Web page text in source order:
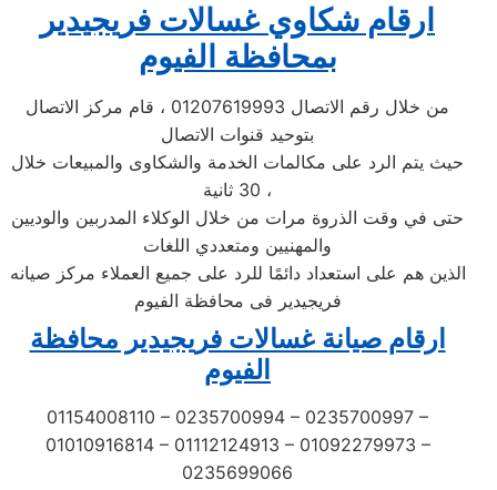
ارقام شكاوي غسالات فريجيدير
بمحافظة الفيوم
من خلال رقم الاتصال 01207619993 ، قام مركز الاتصال
بتوحيد قنوات الاتصال
حيث يتم الرد على مكالمات الخدمة والشكاوى والمبيعات خلال
30 ثانية ،
حتى في وقت الذروة مرات من خلال الوكلاء المدربين والوديين
والمهنيين ومتعددي اللغات
الذين هم على استعداد دائمًا للرد على جميع العملاء مركز صيانه
فريجيدير فى محافظة الفيوم
ارقام صيانة غسالات فريجيدير محافظة
الفيوم
01154008110 – 0235700994 – 0235700997 –
01010916814 – 01112124913 – 01092279973 –
0235699066